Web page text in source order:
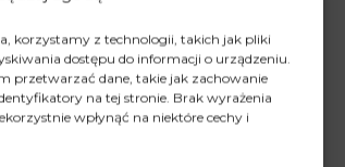
korzystamy z technologii, takich jak pliki
dostępu do informacji o urządzeniu.
przetwarzać dane, takie jak zachowanie
na tej stronie. Brak wyrażenia
wpłynąć na niektóre cechy i